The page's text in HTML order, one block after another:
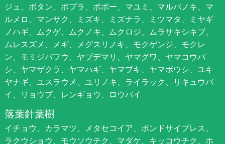
ジュ、ボタン、ポプラ、ポポー、マユミ、マルバノキ、マ
ルメロ、マンサク、ミズキ、ミズナラ、ミツマタ、ミヤギ
ノハギ、ムクゲ、ムクノキ、ムクロジ、ムラサキシキブ、
ムレスズメ、メギ、メグスリノキ、モクゲンジ、モクレ
ン、モミジバフウ、ヤブデマリ、ヤマグワ、ヤマコウバ
シ、ヤマザクラ、ヤマハギ、ヤマブキ、ヤマボウシ、ユキ
ヤナギ、ユスラウメ、ユリノキ、ライラック、リキュウバ
イ、リョウブ、レンギョウ、ロウバイ
落葉針葉樹
イチョウ、カラマツ、メタセコイア、ポンドサイプレス、
ラクウショウ、モウソウチク、マダケ、キッコウチク、ホ